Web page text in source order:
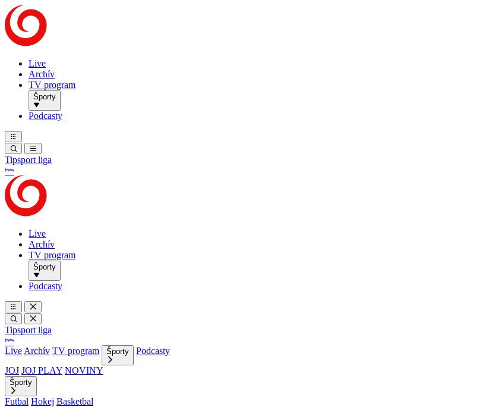
Live
Archív
TV program
Športy
Podcasty
Tipsport liga
Live
Archív
TV program
Športy
Podcasty
Tipsport liga
Live Archív TV program Športy
Podcasty
JOJ JOJ PLAY NOVINY
Športy
Futbal Hokej Basketbal